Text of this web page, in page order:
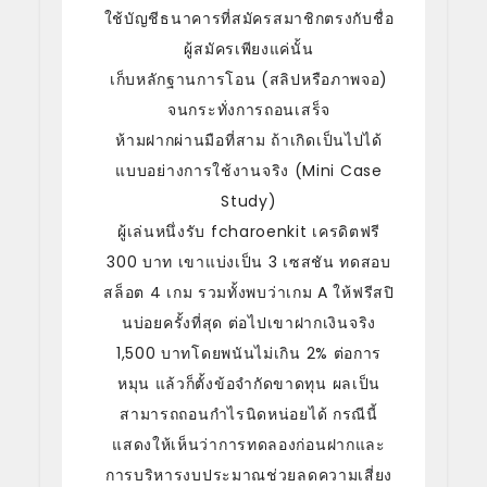
ใช้บัญชีธนาคารที่สมัครสมาชิกตรงกับชื่อ
ผู้สมัครเพียงแค่นั้น
เก็บหลักฐานการโอน (สลิปหรือภาพจอ)
จนกระทั่งการถอนเสร็จ
ห้ามฝากผ่านมือที่สาม ถ้าเกิดเป็นไปได้
แบบอย่างการใช้งานจริง (Mini Case
Study)
ผู้เล่นหนึ่งรับ fcharoenkit เครดิตฟรี
300 บาท เขาแบ่งเป็น 3 เซสชัน ทดสอบ
สล็อต 4 เกม รวมทั้งพบว่าเกม A ให้ฟรีสปิ
นบ่อยครั้งที่สุด ต่อไปเขาฝากเงินจริง
1,500 บาทโดยพนันไม่เกิน 2% ต่อการ
หมุน แล้วก็ตั้งข้อจำกัดขาดทุน ผลเป็น
สามารถถอนกำไรนิดหน่อยได้ กรณีนี้
แสดงให้เห็นว่าการทดลองก่อนฝากและ
การบริหารงบประมาณช่วยลดความเสี่ยง